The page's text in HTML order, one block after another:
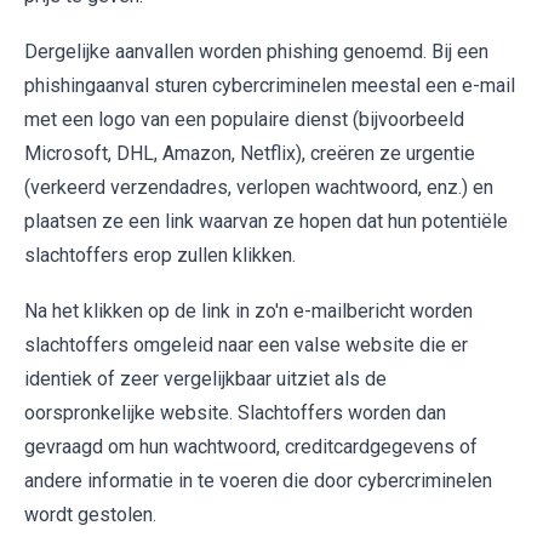
Dergelijke aanvallen worden phishing genoemd. Bij een
phishingaanval sturen cybercriminelen meestal een e-mail
met een logo van een populaire dienst (bijvoorbeeld
Microsoft, DHL, Amazon, Netflix), creëren ze urgentie
(verkeerd verzendadres, verlopen wachtwoord, enz.) en
plaatsen ze een link waarvan ze hopen dat hun potentiële
slachtoffers erop zullen klikken.
Na het klikken op de link in zo'n e-mailbericht worden
slachtoffers omgeleid naar een valse website die er
identiek of zeer vergelijkbaar uitziet als de
oorspronkelijke website. Slachtoffers worden dan
gevraagd om hun wachtwoord, creditcardgegevens of
andere informatie in te voeren die door cybercriminelen
wordt gestolen.